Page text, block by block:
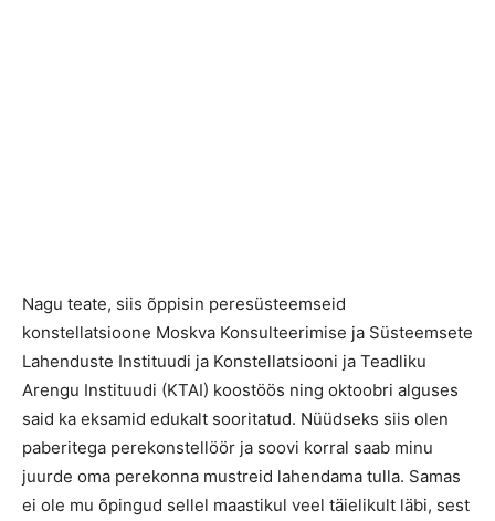
Nagu teate, siis õppisin peresüsteemseid
konstellatsioone Moskva Konsulteerimise ja Süsteemsete
Lahenduste Instituudi ja Konstellatsiooni ja Teadliku
Arengu Instituudi (KTAI) koostöös ning oktoobri alguses
said ka eksamid edukalt sooritatud. Nüüdseks siis olen
paberitega perekonstellöör ja soovi korral saab minu
juurde oma perekonna mustreid lahendama tulla. Samas
ei ole mu õpingud sellel maastikul veel täielikult läbi, sest